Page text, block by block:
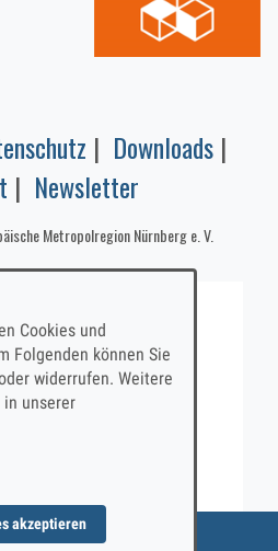
| Downloads |
| Newsletter
Metropolregion Nürnberg e. V.
Cookies und
Folgenden können Sie
widerrufen. Weitere
unserer
akzeptieren